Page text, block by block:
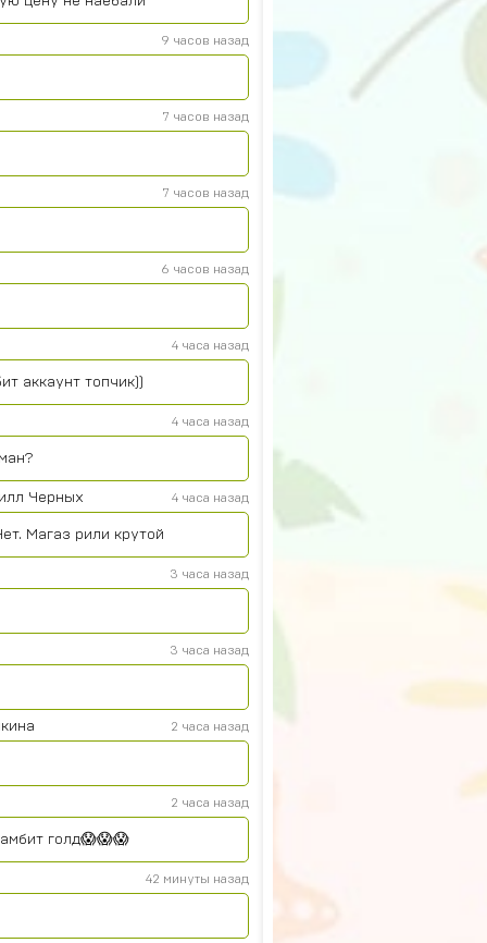
9 часов назад
7 часов назад
7 часов назад
6 часов назад
4 часа назад
аккаунт топчик))
4 часа назад
Черных 4 часа назад
Магаз рили крутой
3 часа назад
3 часа назад
2 часа назад
2 часа назад
голд😱😱😱
42 минуты назад